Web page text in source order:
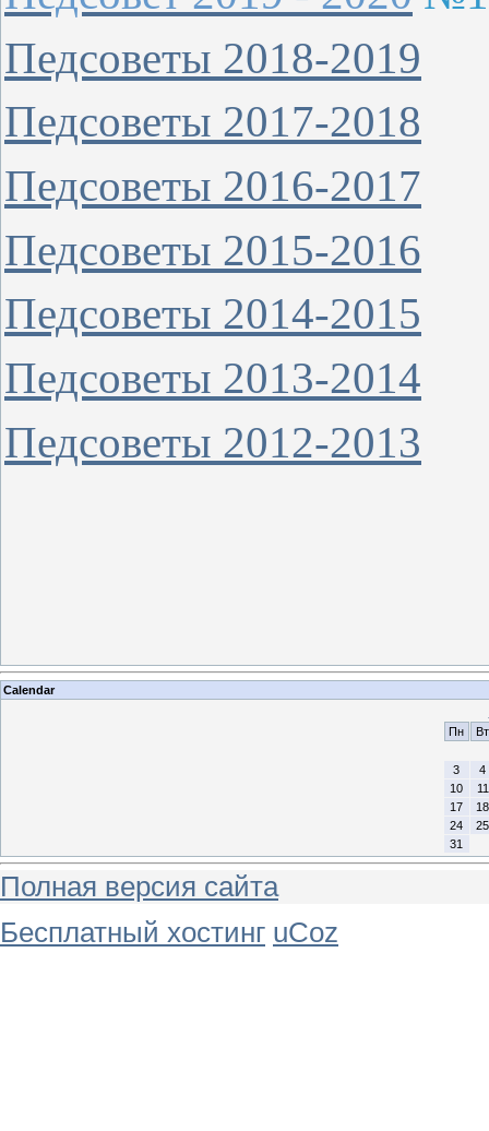
Педсоветы 2018-2019
Педсоветы 2017-2018
Педсоветы 2016-2017
Педсоветы 2015-2016
Педсоветы 2014-2015
Педсоветы 2013-2014
Педсоветы 2012-2013
Calendar
Пн
Вт
3
4
10
11
17
18
24
25
31
Полная версия сайта
Бесплатный хостинг uCoz